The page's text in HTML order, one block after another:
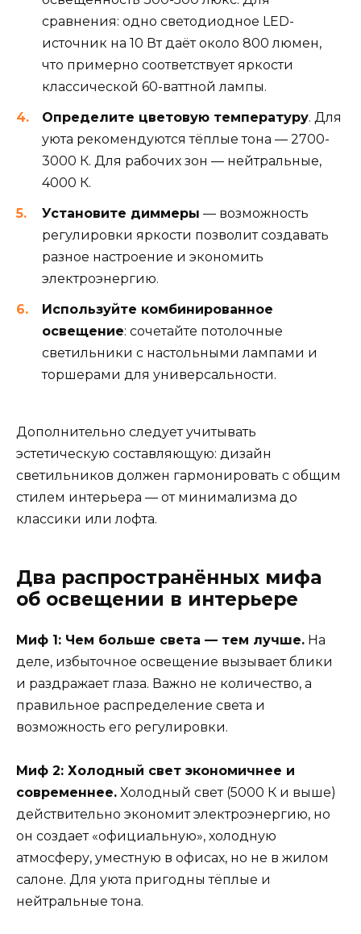
сравнения: одно светодиодное LED-
источник на 10 Вт даёт около 800 люмен,
что примерно соответствует яркости
классической 60-ваттной лампы.
Определите цветовую температуру. Для
уюта рекомендуются тёплые тона — 2700-
3000 К. Для рабочих зон — нейтральные,
4000 К.
Установите диммеры — возможность
регулировки яркости позволит создавать
разное настроение и экономить
электроэнергию.
Используйте комбинированное
освещение: сочетайте потолочные
светильники с настольными лампами и
торшерами для универсальности.
Дополнительно следует учитывать
эстетическую составляющую: дизайн
светильников должен гармонировать с общим
стилем интерьера — от минимализма до
классики или лофта.
Два распространённых мифа
об освещении в интерьере
Миф 1: Чем больше света — тем лучше. На
деле, избыточное освещение вызывает блики
и раздражает глаза. Важно не количество, а
правильное распределение света и
возможность его регулировки.
Миф 2: Холодный свет экономичнее и
современнее. Холодный свет (5000 К и выше)
действительно экономит электроэнергию, но
он создает «официальную», холодную
атмосферу, уместную в офисах, но не в жилом
салоне. Для уюта пригодны тёплые и
нейтральные тона.